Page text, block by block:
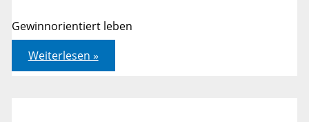
Gewinnorientiert leben
Philipper
3,4b-
11
Weiterlesen »